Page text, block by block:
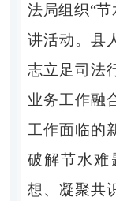
法局组织“
讲活动。县
志立足司法
业务工作融
工作面临的
破解节水难
想、凝聚共